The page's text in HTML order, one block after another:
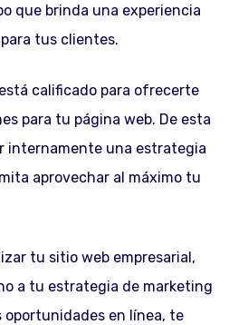
que brinda una experiencia
tus clientes.
calificado para ofrecerte
para tu página web. De esta
internamente una estrategia
aprovechar al máximo tu
tu sitio web empresarial,
a tu estrategia de marketing
en línea, te